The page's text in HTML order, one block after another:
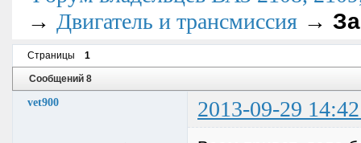
→ Двигатель и трансмиссия →
Страницы 1
Сообщений 8
vet900 2013-09-29